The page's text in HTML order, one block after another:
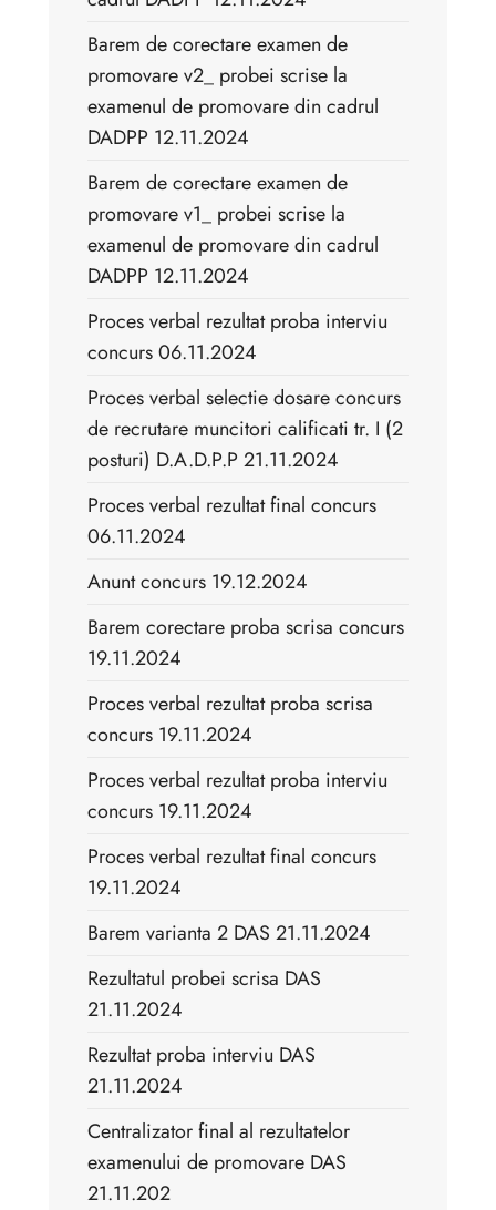
Barem de corectare examen de
promovare v2_ probei scrise la
examenul de promovare din cadrul
DADPP 12.11.2024
Barem de corectare examen de
promovare v1_ probei scrise la
examenul de promovare din cadrul
DADPP 12.11.2024
Proces verbal rezultat proba interviu
concurs 06.11.2024
Proces verbal selectie dosare concurs
de recrutare muncitori calificati tr. I (2
posturi) D.A.D.P.P 21.11.2024
Proces verbal rezultat final concurs
06.11.2024
Anunt concurs 19.12.2024
Barem corectare proba scrisa concurs
19.11.2024
Proces verbal rezultat proba scrisa
concurs 19.11.2024
Proces verbal rezultat proba interviu
concurs 19.11.2024
Proces verbal rezultat final concurs
19.11.2024
Barem varianta 2 DAS 21.11.2024
Rezultatul probei scrisa DAS
21.11.2024
Rezultat proba interviu DAS
21.11.2024
Centralizator final al rezultatelor
examenului de promovare DAS
21.11.202